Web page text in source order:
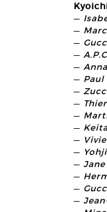
—
—
—
—
—
— Paul
—
—
—
—
—
—
—
—
—
—